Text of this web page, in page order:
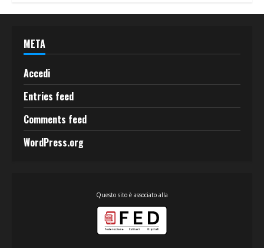
META
Accedi
Entries feed
Comments feed
WordPress.org
Questo sito è associato alla